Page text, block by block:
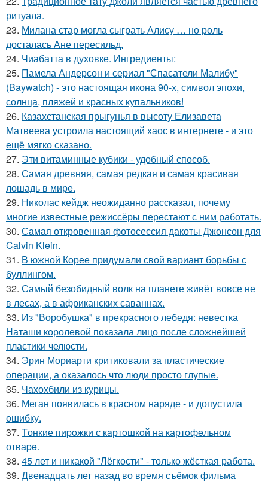
ритуала.
23. Милана стар могла сыграть Алису … но роль
досталась Ане пересильд.
24. Чиабатта в духовке. Ингредиенты:
25. Памела Андерсон и сериал "Спасатели Малибу"
(Baywatch) - это настоящая икона 90-х, символ эпохи,
солнца, пляжей и красных купальников!
26. Казахстанская прыгунья в высоту Елизавета
Матвеева устроила настоящий хаос в интернете - и это
ещё мягко сказано.
27. Эти витаминные кубики - удобный способ.
28. Самая древняя, самая редкая и самая красивая
лошадь в мире.
29. Николас кейдж неожиданно рассказал, почему
многие известные режиссёры перестают с ним работать.
30. Самая откровенная фотосессия дакоты Джонсон для
Calvin Klein.
31. В южной Корее придумали свой вариант борьбы с
буллингом.
32. Самый безобидный волк на планете живёт вовсе не
в лесах, а в африканских саваннах.
33. Из "Воробушка" в прекрасного лебедя: невестка
Наташи королевой показала лицо после сложнейшей
пластики челюсти.
34. Эрин Мориарти критиковали за пластические
операции, а оказалось что люди просто глупые.
35. Чахохбили из курицы.
36. Меган появилась в красном наряде - и допустила
ошибку.
37. Tонкие пиpoжки с кaртoшкoй на картoфeльном
отваpe.
38. 45 лет и никакой "Лёгкости" - только жёсткая работа.
39. Двенадцать лет назад во время съёмок фильма